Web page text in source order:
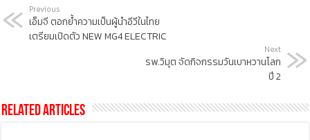
Previous
เอ็มจี ตอกย้ำความเป็นผู้นำอีวีในไทย
เตรียมเปิดตัว NEW MG4 ELECTRIC
Next
รพ.วิมุต จัดกิจกรรมวันเบาหวานโลก
ปี 2
Related Articles